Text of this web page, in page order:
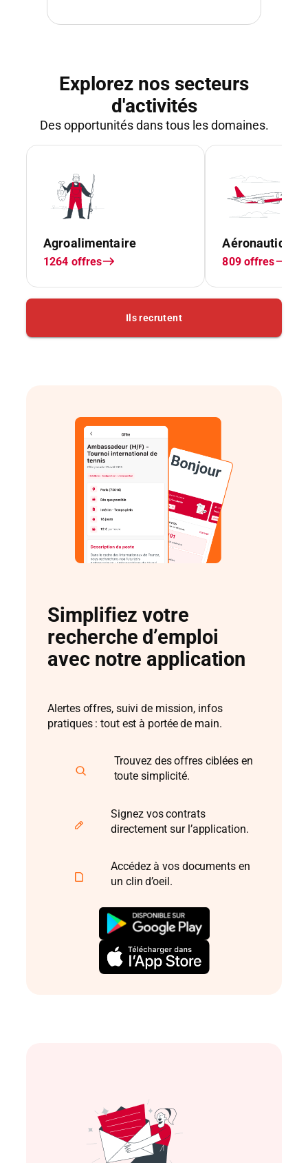
Simplifiez votre
recherche d’emploi
avec notre application
Alertes offres, suivi de mission, infos
pratiques : tout est à portée de main.
Trouvez des offres ciblées en
toute simplicité.
Signez vos contrats
directement sur l’application.
Accédez à vos documents en
un clin d’oeil.